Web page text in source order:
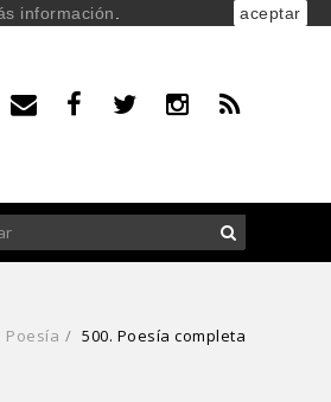
Poesía / 500. Poesía completa
información aceptar